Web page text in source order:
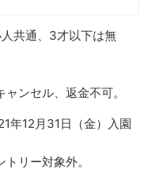
共通、3才以下は無
ンセル、返金不可。
年12月31日（金）入園
リー対象外。